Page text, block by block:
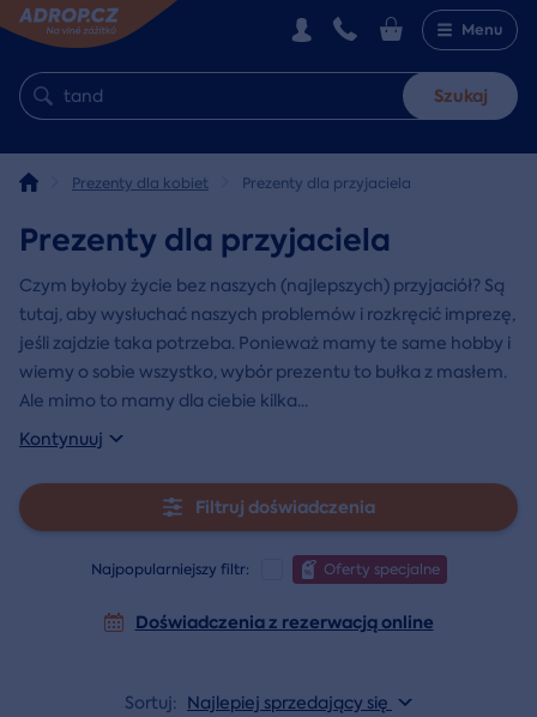
Menu
Szukaj
Prezenty dla kobiet Prezenty dla przyjaciela
Prezenty dla przyjaciela
Czym byłoby życie bez naszych (najlepszych) przyjaciół? Są
tutaj, aby wysłuchać naszych problemów i rozkręcić imprezę,
jeśli zajdzie taka potrzeba. Ponieważ mamy te same hobby i
wiemy o sobie wszystko, wybór prezentu to bułka z masłem.
Ale mimo to mamy dla ciebie kilka...
Kontynuuj
Filtruj doświadczenia
Najpopularniejszy filtr: Oferty specjalne
Doświadczenia z rezerwacją online
Sortuj: Najlepiej sprzedający się